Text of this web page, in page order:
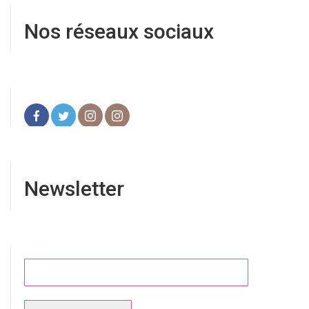
Nos réseaux sociaux
Newsletter